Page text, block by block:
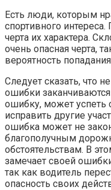
Есть люди, которым
спортивного
черта их характера.
очень опасная черта,
вероятность
Следует сказать, что
ошибки
ошибку, может успеть
исправить другие
ошибка может не
благополучным
обстоятельствам. В
замечает своей
так как водитель
опасность своих